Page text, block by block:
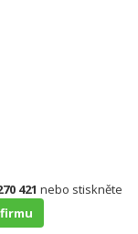
421 nebo stiskněte